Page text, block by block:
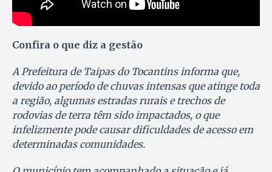
Confira o que diz a gestão
A Prefeitura de Taipas do Tocantins informa que,
devido ao período de chuvas intensas que atinge toda
a região, algumas estradas rurais e trechos de
rodovias de terra têm sido impactados, o que
infelizmente pode causar dificuldades de acesso em
determinadas comunidades.